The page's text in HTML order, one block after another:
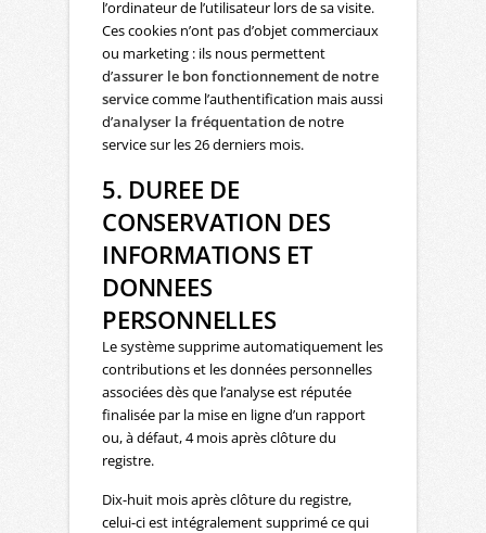
l’ordinateur de l’utilisateur lors de sa visite.
Ces cookies n’ont pas d’objet commerciaux
ou marketing : ils nous permettent
d’assurer le bon fonctionnement de notre
servicecomme l’authentification mais aussi
d’analyser la fréquentationde notre
service sur les 26 derniers mois.
5. DUREE DE
CONSERVATION DES
INFORMATIONS ET
DONNEES
PERSONNELLES
Le système supprime automatiquement les
contributions et les données personnelles
associées dès que l’analyse est réputée
finalisée par la mise en ligne d’un rapport
ou, à défaut, 4 mois après clôture du
registre.
Dix-huit mois après clôture du registre,
celui-ci est intégralement supprimé ce qui